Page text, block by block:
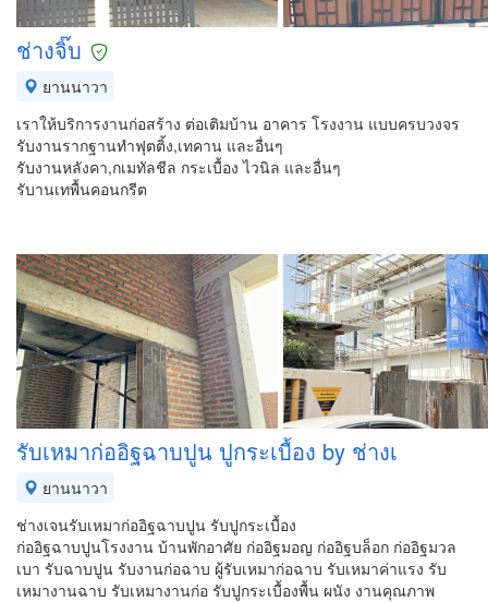
ช่างจิ๊บ
ยานนาวา
เราให้บริการงานก่อสร้าง ต่อเติมบ้าน อาคาร โรงงาน แบบครบวงจร
รับงานรากฐานทำฟุตติ้ง,เทคาน และอื่นๆ
รับงานหลังคา,กเมทัลชีล กระเบื้อง ไวนิล และอื่นๆ
รับานเทพื้นคอนกรีต
รับเหมาก่ออิฐฉาบปูน ปูกระเบื้อง by ช่างเ
ยานนาวา
ช่างเจนรับเหมาก่ออิฐฉาบปูน รับปูกระเบื้อง
ก่ออิฐฉาบปูนโรงงาน บ้านพักอาศัย ก่ออิฐมอญ ก่ออิฐบล็อก ก่ออิฐมวล
เบา รับฉาบปูน รับงานก่อฉาบ ผู้รับเหมาก่อฉาบ รับเหมาค่าแรง รับ
เหมางานฉาบ รับเหมางานก่อ รับปูกระเบื้องพื้น ผนัง งานคุณภาพ